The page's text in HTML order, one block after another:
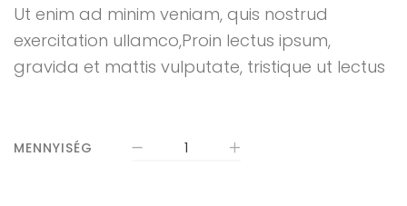
Ut enim ad minim veniam, quis nostrud
exercitation ullamco,Proin lectus ipsum,
gravida et mattis vulputate, tristique ut lectus
MENNYISÉG